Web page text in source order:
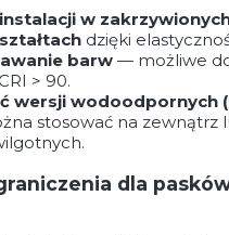
w
dzięki
barw — możliwe
> 90.
wersji wodoodpornych
stosować na zewnątrz
dla